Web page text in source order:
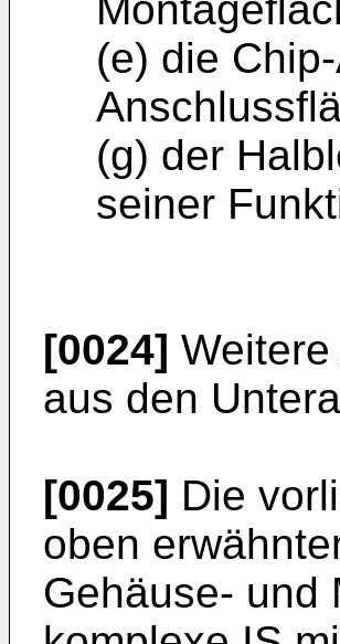
(e) die
(g) der
seiner
[0024]
aus den
[0025] Die
oben
Gehäuse- und